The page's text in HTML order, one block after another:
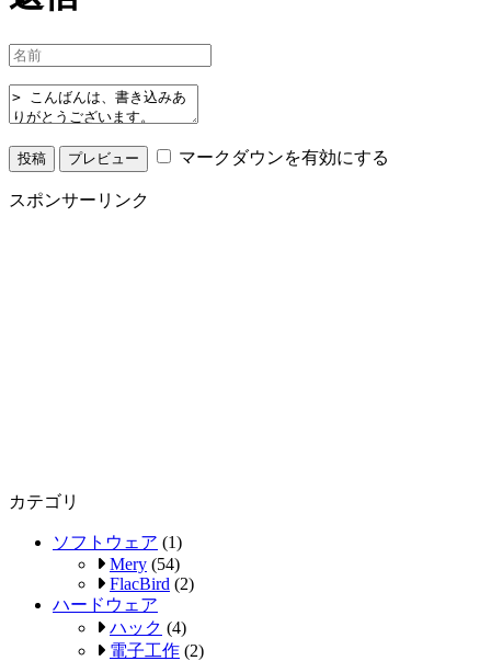
マークダウンを有効にする
スポンサーリンク
カテゴリ
ソフトウェア (1)
Mery (54)
FlacBird (2)
ハードウェア
ハック (4)
電子工作 (2)